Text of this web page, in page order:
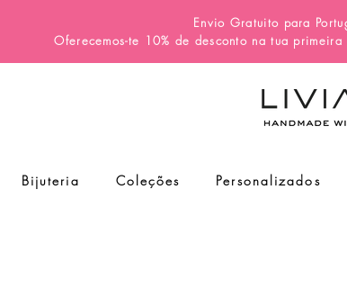
Envio Gratuito para
Oferecemos-te 10% de desconto na tua
Bijuteria Coleções Personalizados